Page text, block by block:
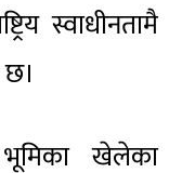
स्वाधीनतामै
भूमिका खेलेका